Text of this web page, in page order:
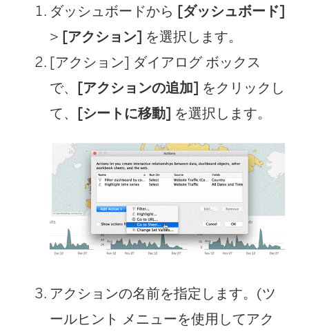
ダッシュボードから [ダッシュボード]
> [アクション] を選択します。
[アクション] ダイアログ ボックス
で、 [アクションの追加] をクリックし
て、 [シートに移動] を選択します。
アクションの名前を指定します。(ツ
ールヒント メニューを使用してアク